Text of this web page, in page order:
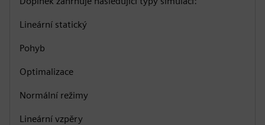
Lineární statický
Pohyb
Optimalizace
Normální režimy
Lineární vzpěry